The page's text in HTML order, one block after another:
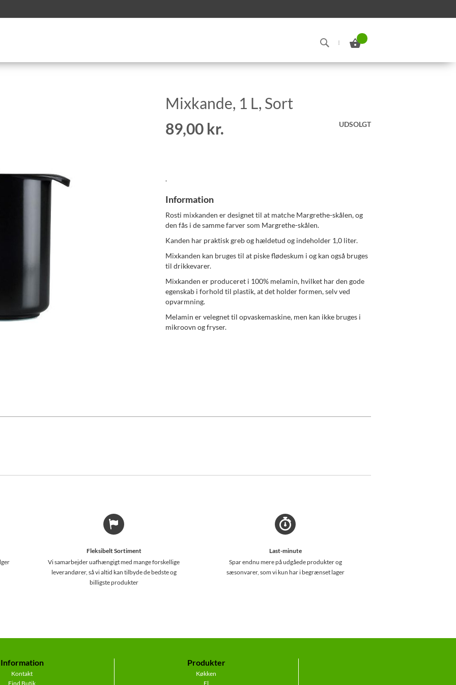
Min indkøbskurv
Search
Mixkande, 1 L, Sort
89,00 kr.
UDSOLGT
.
Information
Rosti mixkanden er designet til at matche Margrethe-skålen, og
den fås i de samme farver som Margrethe-skålen.
Kanden har praktisk greb og hældetud og indeholder 1,0 liter.
Mixkanden kan bruges til at piske flødeskum i og kan også bruges
til drikkevarer.
Mixkanden er produceret i 100% melamin, hvilket har den gode
egenskab i forhold til plastik, at det holder formen, selv ved
opvarmning.
Melamin er velegnet til opvaskemaskine, men kan ikke bruges i
mikroovn og fryser.
Fleksibelt Sortiment
Vi samarbejder uafhængigt med mange forskellige
leverandører, så vi altid kan tilbyde de bedste og
billigste produkter
Last-minute
Spar endnu mere på udgåede produkter og
sæsonvarer, som vi kun har i begrænset lager
Information
Kontakt
Find Butik
Produkter
Køkken
El